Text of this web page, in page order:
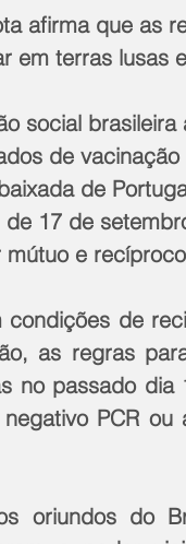
afirma que as
em terras lusas
social
de
de
17 de
e
de
as regras
no passado
PCR
oriundos do